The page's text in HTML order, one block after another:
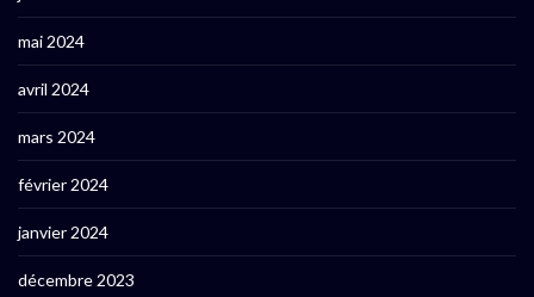
mai 2024
avril 2024
mars 2024
février 2024
janvier 2024
décembre 2023